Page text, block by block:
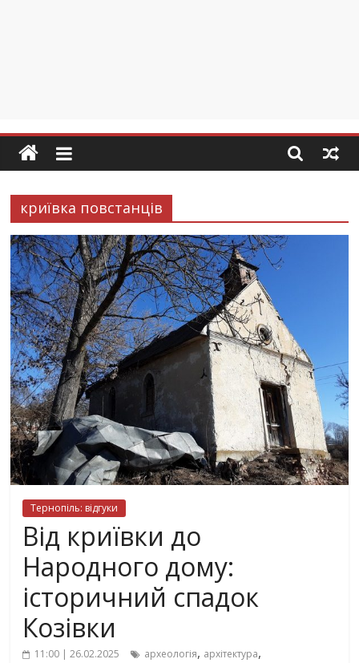
криївка повстанців
Тернопіль: відгуки
Від криївки до
Народного дому:
історичний спадок
Козівки
11:00 | 26.02.2025 археологія, архітектура,